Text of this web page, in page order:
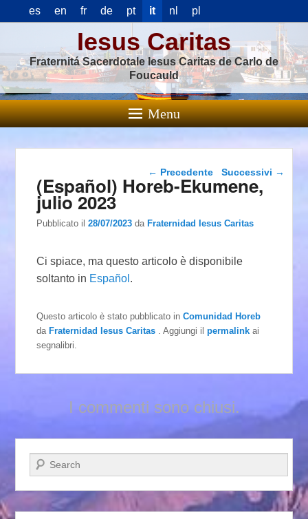
es en fr de pt it nl pl
Iesus Caritas
Fraternitá Sacerdotale Iesus Caritas de Carlo de
Foucauld
Menu
Navigazione articolo
← Precedente Successivi →
(Español) Horeb-Ekumene,
julio 2023
Pubblicato il28/07/2023 daFraternidad Iesus Caritas
Ci spiace, ma questo articolo è disponibile
soltanto in Español .
Questo articolo è stato pubblicato inComunidad Horeb
daFraternidad Iesus Caritas . Aggiungi ilpermalink ai
segnalibri.
I commenti sono chiusi.
Cerca